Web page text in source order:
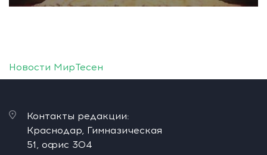
Новости МирТесен
Контакты редакции:
Краснодар, Гимназическая
51, офис 304